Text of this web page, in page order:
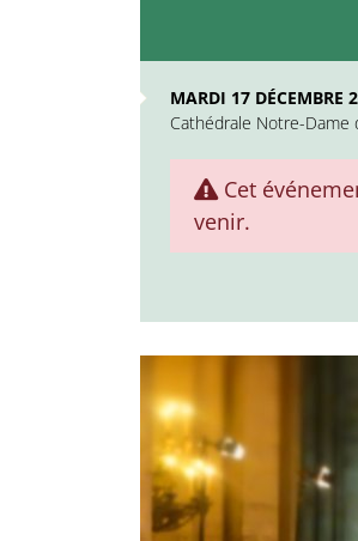
MARDI 17 DÉCEMBRE
Cathédrale Notre-Dame
Cet
venir.